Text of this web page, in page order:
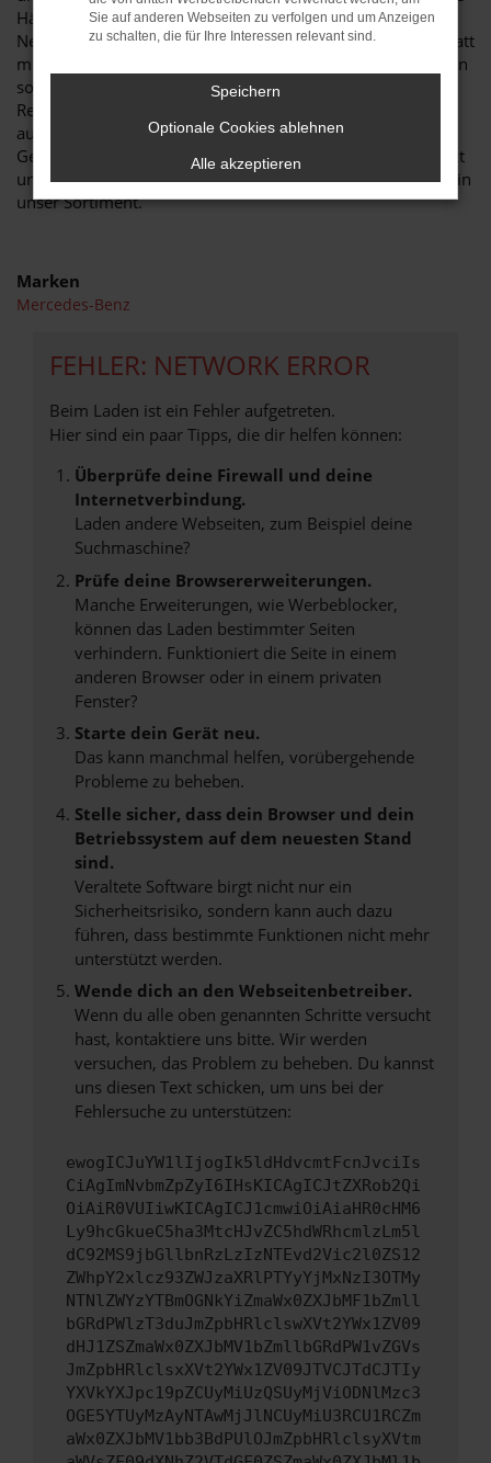
Händler für Mercedes-Benz Sprinter Gebrauchtwagen und
Neufahrzeuge auftreten, sondern auch eine Meisterwerkstatt
mit Tuning-Abteilung betreiben. Wer in Hannover lebt, kann
somit gerne auch zu Inspektionen oder Wartungen und
Reparaturen zu uns kommen. Unsere Werkstatt fungiert
auch als Teststrecke für alle Mercedes-Benz Sprinter
Gebrauchtwagen. Vor dem Verkauf wird gründlich gecheckt
und erst wenn keine Mängel vorliegen, gelangt ein Modell in
unser Sortiment.
Marken
Mercedes-Benz
FEHLER: NETWORK ERROR
Beim Laden ist ein Fehler aufgetreten.
Hier sind ein paar Tipps, die dir helfen können:
Überprüfe deine Firewall und deine
Internetverbindung.
Laden andere Webseiten, zum Beispiel deine
Suchmaschine?
Prüfe deine Browsererweiterungen.
Manche Erweiterungen, wie Werbeblocker,
können das Laden bestimmter Seiten
verhindern. Funktioniert die Seite in einem
anderen Browser oder in einem privaten
Fenster?
Starte dein Gerät neu.
Das kann manchmal helfen, vorübergehende
Probleme zu beheben.
Stelle sicher, dass dein Browser und dein
Betriebssystem auf dem neuesten Stand
sind.
Veraltete Software birgt nicht nur ein
Sicherheitsrisiko, sondern kann auch dazu
führen, dass bestimmte Funktionen nicht mehr
unterstützt werden.
Wende dich an den Webseitenbetreiber.
Wenn du alle oben genannten Schritte versucht
hast, kontaktiere uns bitte. Wir werden
versuchen, das Problem zu beheben. Du kannst
uns diesen Text schicken, um uns bei der
Fehlersuche zu unterstützen:
ewogICJuYW1lIjogIk5ldHdvcmtFcnJvciIs
CiAgImNvbmZpZyI6IHsKICAgICJtZXRob2Qi
OiAiR0VUIiwKICAgICJ1cmwiOiAiaHR0cHM6
Ly9hcGkueC5ha3MtcHJvZC5hdWRhcmlzLm5l
dC92MS9jbGllbnRzLzIzNTEvd2Vic2l0ZS12
ZWhpY2xlcz93ZWJzaXRlPTYyYjMxNzI3OTMy
NTNlZWYzYTBmOGNkYiZmaWx0ZXJbMF1bZmll
bGRdPWlzT3duJmZpbHRlclswXVt2YWx1ZV09
dHJ1ZSZmaWx0ZXJbMV1bZmllbGRdPW1vZGVs
JmZpbHRlclsxXVt2YWx1ZV09JTVCJTdCJTIy
YXVkYXJpc19pZCUyMiUzQSUyMjViODNlMzc3
OGE5YTUyMzAyNTAwMjJlNCUyMiU3RCU1RCZm
aWx0ZXJbMV1bb3BdPUlOJmZpbHRlclsyXVtm
Sie auf anderen Webseiten zu verfolgen und um Anzeigen
zu schalten, die für Ihre Interessen relevant sind.
Speichern
Optionale Cookies ablehnen
Alle akzeptieren